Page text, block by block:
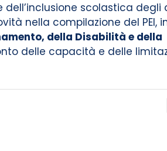
scolastica degli
nella compilazione del PEI,
della Disabilità e della
delle capacità e delle